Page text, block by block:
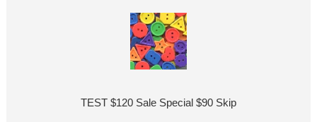
TEST $120 Sale Special $90 Skip